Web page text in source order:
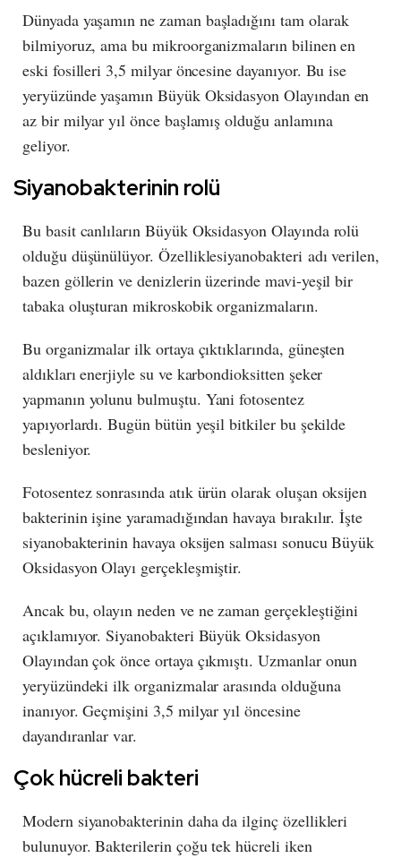
Dünyada yaşamın ne zaman başladığını tam olarak
bilmiyoruz, ama bu mikroorganizmaların bilinen en
eski fosilleri 3,5 milyar öncesine dayanıyor. Bu ise
yeryüzünde yaşamın Büyük Oksidasyon Olayından en
az bir milyar yıl önce başlamış olduğu anlamına
geliyor.
Siyanobakterinin rolü
Bu basit canlıların Büyük Oksidasyon Olayında rolü
olduğu düşünülüyor. Özelliklesiyanobakteri adı verilen,
bazen göllerin ve denizlerin üzerinde mavi-yeşil bir
tabaka oluşturan mikroskobik organizmaların.
Bu organizmalar ilk ortaya çıktıklarında, güneşten
aldıkları enerjiyle su ve karbondioksitten şeker
yapmanın yolunu bulmuştu. Yani fotosentez
yapıyorlardı. Bugün bütün yeşil bitkiler bu şekilde
besleniyor.
Fotosentez sonrasında atık ürün olarak oluşan oksijen
bakterinin işine yaramadığından havaya bırakılır. İşte
siyanobakterinin havaya oksijen salması sonucu Büyük
Oksidasyon Olayı gerçekleşmiştir.
Ancak bu, olayın neden ve ne zaman gerçekleştiğini
açıklamıyor. Siyanobakteri Büyük Oksidasyon
Olayından çok önce ortaya çıkmıştı. Uzmanlar onun
yeryüzündeki ilk organizmalar arasında olduğuna
inanıyor. Geçmişini 3,5 milyar yıl öncesine
dayandıranlar var.
Çok hücreli bakteri
Modern siyanobakterinin daha da ilginç özellikleri
bulunuyor. Bakterilerin çoğu tek hücreli iken